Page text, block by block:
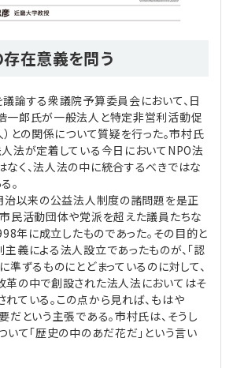
報
リーダーのnote
度のリアル
時代の資産運用
・育成のための人事戦略
立入検査で想定される指摘事項
ン200インタビュー
ン200 誌上相談室
インとは
在意義を問う
論する衆議院予算委員会において、日
一郎氏が一般法人と特定非営利活動促
との関係について質疑を行った。市村氏
法が定着している今日においてNPO法
く、法人法の中に統合するべきではな
。
治以来の公益法人制度の諸問題を是正
民活動団体や党派を超えた議員たちな
年に成立したものであった。その目的と
義による法人設立であったものが、「認
準ずるものにとどまっているのに対して、
革の中で創設された法人法においてはそ
ている。この点から見れば、もはや
という主張である。市村氏は、そうし
て「歴史の中のあだ花だ」という言い